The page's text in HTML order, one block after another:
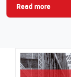
Read more